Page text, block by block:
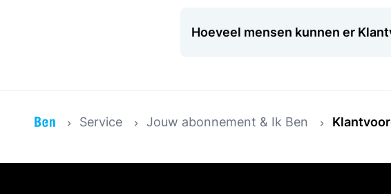
Hoeveel mensen kunnen er
Service Jouw abonnement & Ik Ben